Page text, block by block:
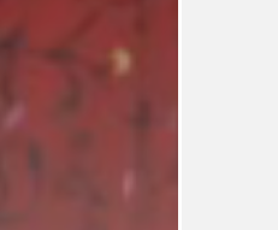
PRACOVNÍ MÍSTA